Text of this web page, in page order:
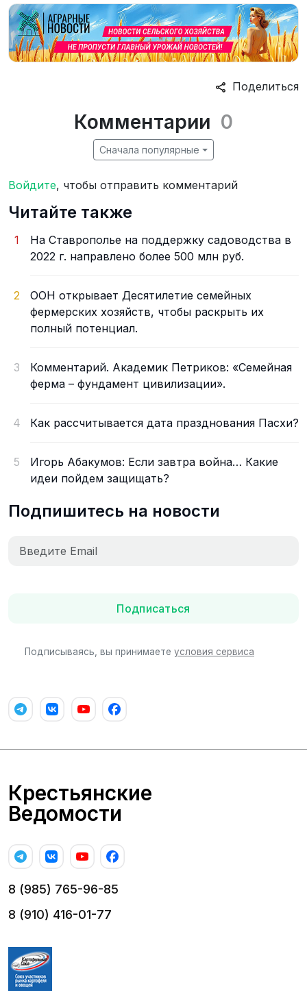
Поделиться
Комментарии 0
Сначала популярные
Войдите, чтобы отправить комментарий
Читайте также
1
На Ставрополье на поддержку садоводства в
2022 г. направлено более 500 млн руб.
2
ООН открывает Десятилетие семейных
фермерских хозяйств, чтобы раскрыть их
полный потенциал.
3
Комментарий. Академик Петриков: «Семейная
ферма – фундамент цивилизации».
4 Как рассчитывается дата празднования Пасхи?
5
Игорь Абакумов: Если завтра война… Какие
идеи пойдем защищать?
Подпишитесь на новости
Подписаться
Подписываясь, вы принимаете условия сервиса
Крестьянские
Ведомости
8 (985) 765-96-85
8 (910) 416-01-77